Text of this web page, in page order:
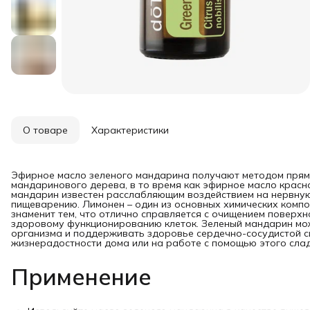
О товаре Характеристики
Эфирное масло зеленого мандарина получают методом
мандаринового дерева, в то время как эфирное масло
мандарин известен расслабляющим воздействием на
пищеварению. Лимонен – один из основных химических
знаменит тем, что отлично справляется с очищением
здоровому функционированию клеток. Зеленый мандарин
организма и поддерживать здоровье сердечно-сосудистой
жизнерадостности дома или на работе с помощью этого
Применение